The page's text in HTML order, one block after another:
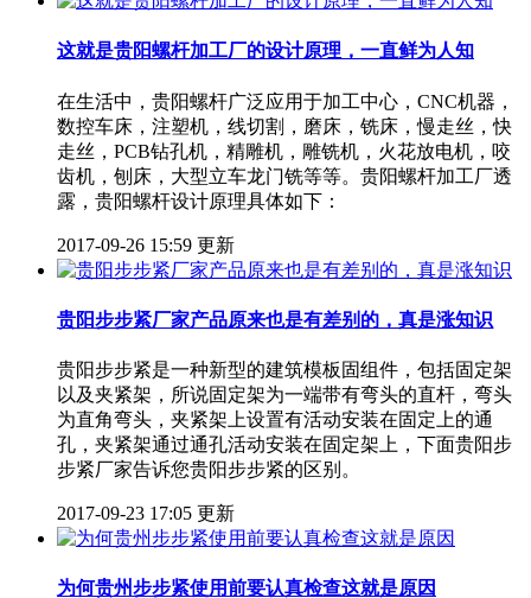
这就是贵阳螺杆加工厂的设计原理，一直鲜为人知
在生活中，贵阳螺杆广泛应用于加工中心，CNC机器，
数控车床，注塑机，线切割，磨床，铣床，慢走丝，快
走丝，PCB钻孔机，精雕机，雕铣机，火花放电机，咬
齿机，刨床，大型立车龙门铣等等。贵阳螺杆加工厂透
露，贵阳螺杆设计原理具体如下：
2017-09-26 15:59 更新
贵阳步步紧厂家产品原来也是有差别的，真是涨知识
贵阳步步紧是一种新型的建筑模板固组件，包括固定架
以及夹紧架，所说固定架为一端带有弯头的直杆，弯头
为直角弯头，夹紧架上设置有活动安装在固定上的通
孔，夹紧架通过通孔活动安装在固定架上，下面贵阳步
步紧厂家告诉您贵阳步步紧的区别。
2017-09-23 17:05 更新
为何贵州步步紧使用前要认真检查这就是原因